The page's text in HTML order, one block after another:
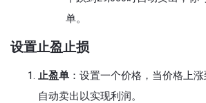
单。
设置止盈止损
止盈单 ：设置一个价格，当价格上
自动卖出以实现利润。